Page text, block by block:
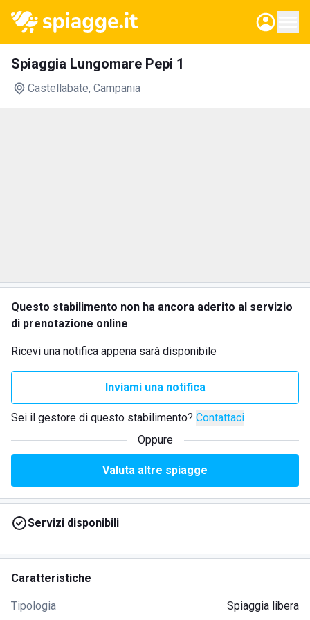
Spiaggia Lungomare Pepi 1
Castellabate, Campania
Questo stabilimento non ha ancora aderito al servizio
di prenotazione online
Ricevi una notifica appena sarà disponibile
Inviami una notifica
Sei il gestore di questo stabilimento? Contattaci
Oppure
Valuta altre spiagge
Servizi disponibili
Caratteristiche
Tipologia Spiaggia libera